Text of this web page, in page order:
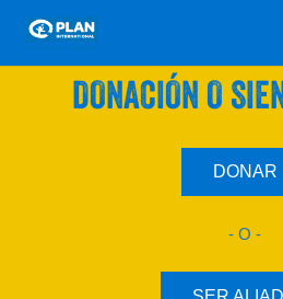
SÚMATE A
DONACIÓN O
DONAR
- O -